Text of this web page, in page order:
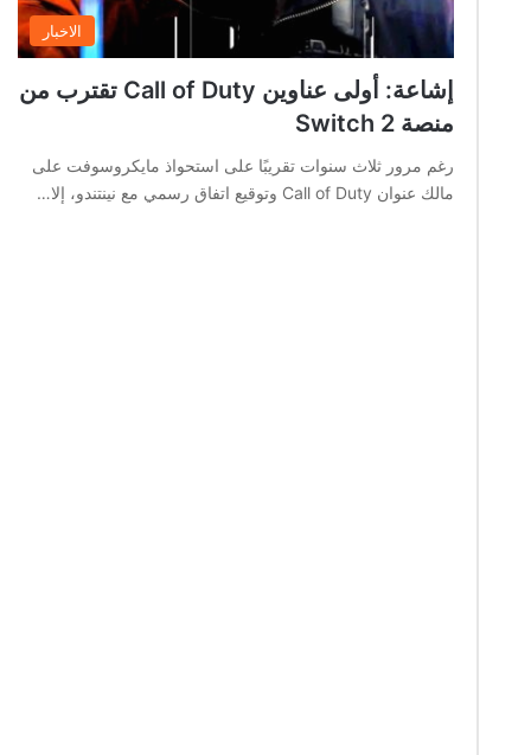
الاخبار
إشاعة: أولى عناوين Call of Duty تقترب من
منصة Switch 2
رغم مرور ثلاث سنوات تقريبًا على استحواذ مايكروسوفت على
مالك عنوان Call of Duty وتوقيع اتفاق رسمي مع نينتندو، إلا…